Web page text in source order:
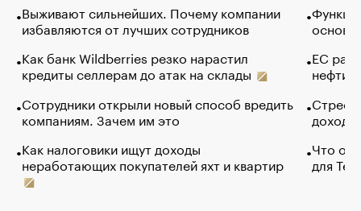
Выживают сильнейших. Почему компании
избавляются от лучших сотрудников
Как банк Wildberries резко нарастил
кредиты селлерам до атак на склады
Сотрудники открыли новый способ вредить
компаниям. Зачем им это
Как налоговики ищут доходы
неработающих покупателей яхт и квартир
основ
ЕС
нефти
Что
для